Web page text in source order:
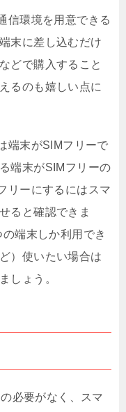
信環境を用意できる
末に差し込むだけ
どで購入すること
るのも嬉しい点に
端末がSIMフリーで
端末がSIMフリーの
リーにするにはスマ
ると確認できま
端末しか利用でき
）使いたい場合は
しょう。
必要がなく、スマ